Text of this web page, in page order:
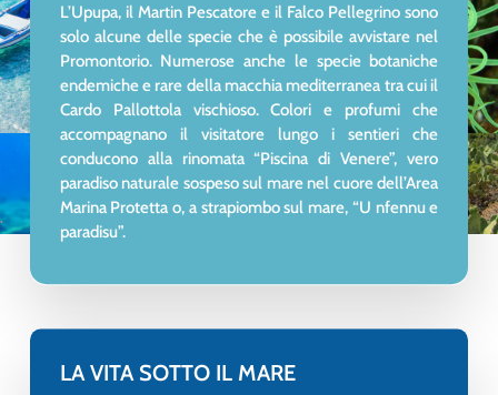
.
.
.
L’Upupa, il Martin Pescatore e il Falco Pellegrino sono
solo alcune delle specie che è possibile avvistare nel
Promontorio. Numerose anche le specie botaniche
endemiche e rare della macchia mediterranea tra cui il
Cardo Pallottola vischioso. Colori e profumi che
accompagnano il visitatore lungo i sentieri che
conducono alla rinomata “Piscina di Venere”, vero
paradiso naturale sospeso sul mare nel cuore dell’Area
Marina Protetta o, a strapiombo sul mare, “U nfennu e
paradisu”.
LA VITA SOTTO IL MARE